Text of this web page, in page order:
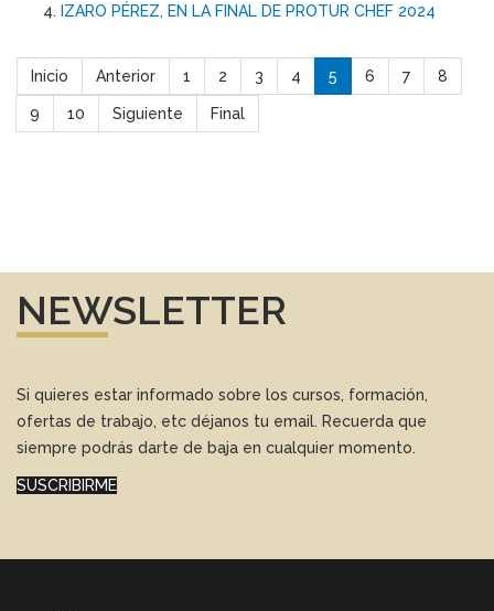
IZARO PÉREZ, EN LA FINAL DE PROTUR CHEF 2024
Inicio Anterior 1 2 3 4 5 6 7 8
9 10 Siguiente Final
NEWSLETTER
Si quieres estar informado sobre los cursos, formación,
ofertas de trabajo, etc déjanos tu email. Recuerda que
siempre podrás darte de baja en cualquier momento.
SUSCRIBIRME